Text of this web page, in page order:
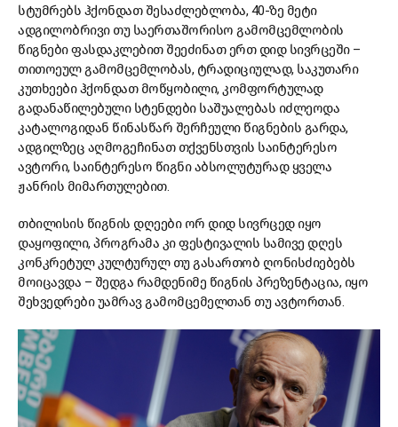
სტუმრებს ჰქონდათ შესაძლებლობა, 40-ზე მეტი
ადგილობრივი თუ საერთაშორისო გამომცემლობის
წიგნები ფასდაკლებით შეეძინათ ერთ დიდ სივრცეში –
თითოეულ გამომცემლობას, ტრადიციულად, საკუთარი
კუთხეები ჰქონდათ მოწყობილი, კომფორტულად
გადანაწილებული სტენდები საშუალებას იძლეოდა
კატალოგიდან წინასწარ შერჩეული წიგნების გარდა,
ადგილზეც აღმოგეჩინათ თქვენსთვის საინტერესო
ავტორი, საინტერესო წიგნი აბსოლუტურად ყველა
ჟანრის მიმართულებით.
თბილისის წიგნის დღეები ორ დიდ სივრცედ იყო
დაყოფილი, პროგრამა კი ფესტივალის სამივე დღეს
კონკრეტულ კულტურულ თუ გასართობ ღონისძიებებს
მოიცავდა – შედგა რამდენიმე წიგნის პრეზენტაცია, იყო
შეხვედრები უამრავ გამომცემელთან თუ ავტორთან.